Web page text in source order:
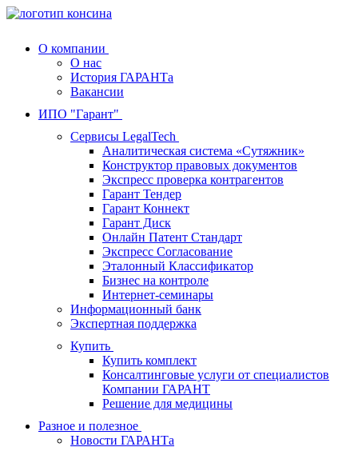
О компании
О нас
История ГАРАНТа
Вакансии
ИПО "Гарант"
Сервисы LegalTech
Аналитическая система «Сутяжник»
Конструктор правовых документов
Экспресс проверка контрагентов
Гарант Тендер
Гарант Коннект
Гарант Диск
Онлайн Патент Стандарт
Экспресс Согласование
Эталонный Классификатор
Бизнес на контроле
Интернет-семинары
Информационный банк
Экспертная поддержка
Купить
Купить комплект
Консалтинговые услуги от специалистов
Компании ГАРАНТ
Решение для медицины
Разное и полезное
Новости ГАРАНТа